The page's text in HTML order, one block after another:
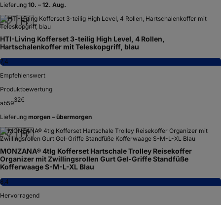
Lieferung 10. – 12. Aug.
HTI-Living Kofferset 3-teilig High Level, 4 Rollen,
Hartschalenkoffer mit Teleskopgriff, blau
7,4
Empfehlenswert
Produktbewertung
ab5932€
Lieferung morgen – übermorgen
MONZANA® 4tlg Kofferset Hartschale Trolley Reisekoffer
Organizer mit Zwillingsrollen Gurt Gel-Griffe Standfüße
Kofferwaage S-M-L-XL Blau
8,4
Hervorragend